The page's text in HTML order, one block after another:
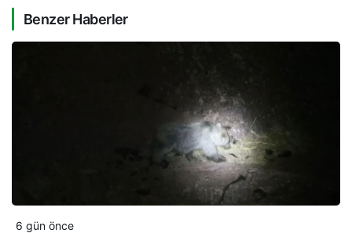
Benzer Haberler
6 gün önce